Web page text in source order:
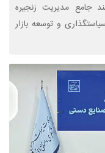
جامع مدیریت زنجیره
و توسعه بازار